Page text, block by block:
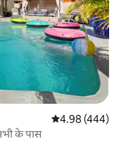
औसत रेटिंग 5 में से
4.98 (444)
के पास